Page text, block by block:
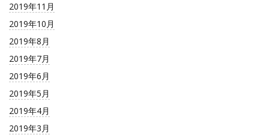
2019年11月
2019年10月
2019年8月
2019年7月
2019年6月
2019年5月
2019年4月
2019年3月